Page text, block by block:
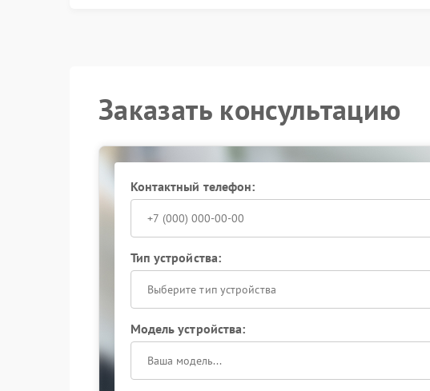
Заказать консультацию
Контактный телефон:
Тип устройства:
Выберите тип устройства
Модель устройства: